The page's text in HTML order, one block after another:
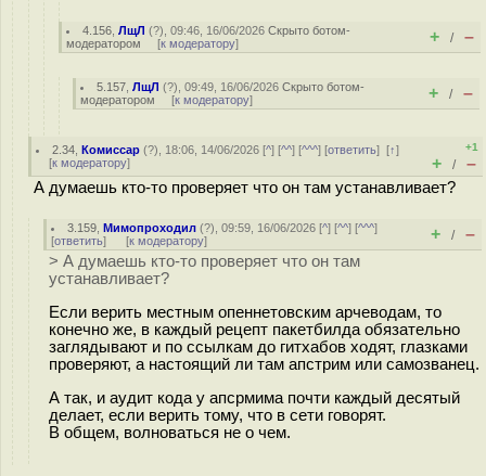
4.156 ,ЛщЛ (?), 09:46, 16/06/2026Скрыто ботом-
модератором [к модератору] + / –
5.157 ,ЛщЛ (?), 09:49, 16/06/2026Скрыто ботом-
модератором [к модератору] + / –
2.34 ,Комиссар (?), 18:06, 14/06/2026 [^] [^^] [^^^] [ответить][↑]
[к модератору]
+1
+ / –
А думаешь кто-то проверяет что он там устанавливает?
3.159 ,Мимопроходил (?), 09:59, 16/06/2026 [^] [^^] [^^^]
[ответить] [к модератору] + / –
> А думаешь кто-то проверяет что он там
устанавливает?
Если верить местным опеннетовским арчеводам, то
конечно же, в каждый рецепт пакетбилда обязательно
заглядывают и по ссылкам до гитхабов ходят, глазками
проверяют, а настоящий ли там апстрим или самозванец.
А так, и аудит кода у апсрмима почти каждый десятый
делает, если верить тому, что в сети говорят.
В общем, волноваться не о чем.